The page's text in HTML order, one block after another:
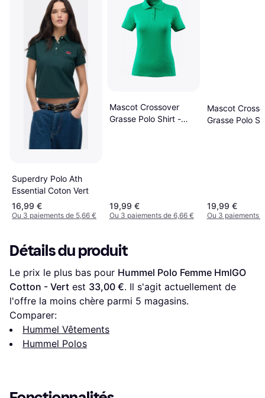
Superdry Polo Ath
Essential Coton Vert
16,99 €
Ou 3 paiements de 5,66 €
Mascot Crossover
Grasse Polo Shirt -
19,99 €
Ou 3 paiements de 6,66 €
Mascot
Grasse Polo
19,99 €
Ou 3 paiements
Détails du produit
Le prix le plus bas pour Hummel Polo Femme HmlGO
Cotton - Vert est 33,00 €. Il s'agit actuellement de
l'offre la moins chère parmi 5 magasins.
Comparer:
Hummel Vêtements
Hummel Polos